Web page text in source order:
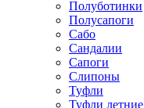
Полуботинки
Полусапоги
Сабо
Сандалии
Сапоги
Слипоны
Туфли
Туфли летние